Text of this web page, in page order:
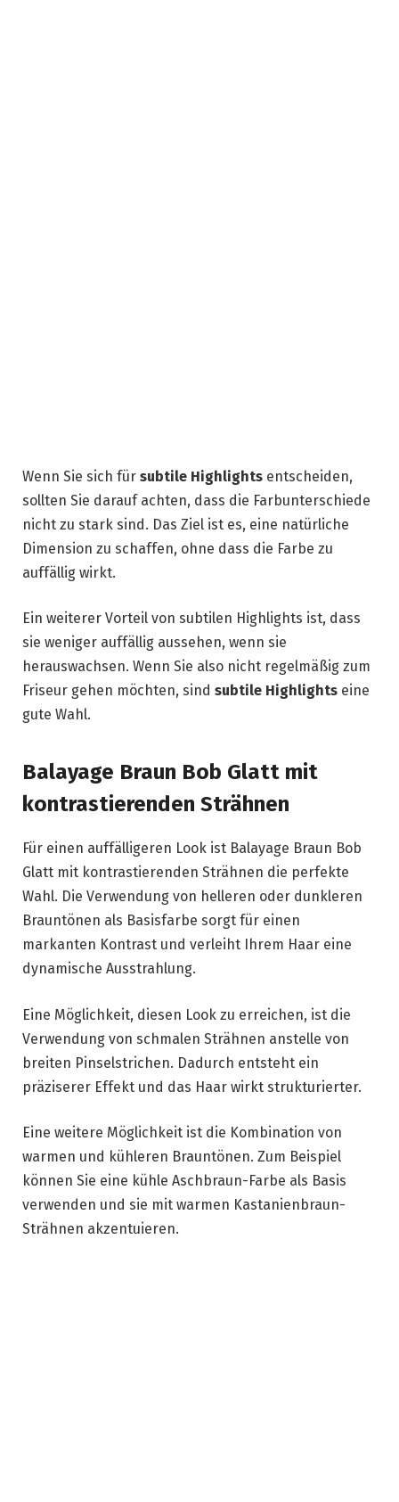
Wenn Sie sich für subtile Highlights entscheiden,
sollten Sie darauf achten, dass die Farbunterschiede
nicht zu stark sind. Das Ziel ist es, eine natürliche
Dimension zu schaffen, ohne dass die Farbe zu
auffällig wirkt.
Ein weiterer Vorteil von subtilen Highlights ist, dass
sie weniger auffällig aussehen, wenn sie
herauswachsen. Wenn Sie also nicht regelmäßig zum
Friseur gehen möchten, sind subtile Highlights eine
gute Wahl.
Balayage Braun Bob Glatt mit
kontrastierenden Strähnen
Für einen auffälligeren Look ist Balayage Braun Bob
Glatt mit kontrastierenden Strähnen die perfekte
Wahl. Die Verwendung von helleren oder dunkleren
Brauntönen als Basisfarbe sorgt für einen
markanten Kontrast und verleiht Ihrem Haar eine
dynamische Ausstrahlung.
Eine Möglichkeit, diesen Look zu erreichen, ist die
Verwendung von schmalen Strähnen anstelle von
breiten Pinselstrichen. Dadurch entsteht ein
präziserer Effekt und das Haar wirkt strukturierter.
Eine weitere Möglichkeit ist die Kombination von
warmen und kühleren Brauntönen. Zum Beispiel
können Sie eine kühle Aschbraun-Farbe als Basis
verwenden und sie mit warmen Kastanienbraun-
Strähnen akzentuieren.